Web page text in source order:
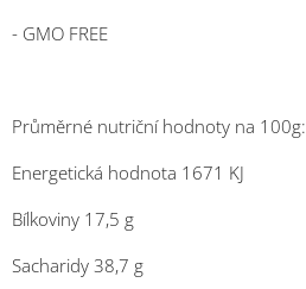
- GMO FREE
Průměrné nutriční hodnoty na 100g:
Energetická hodnota 1671 KJ
Bílkoviny 17,5 g
Sacharidy 38,7 g